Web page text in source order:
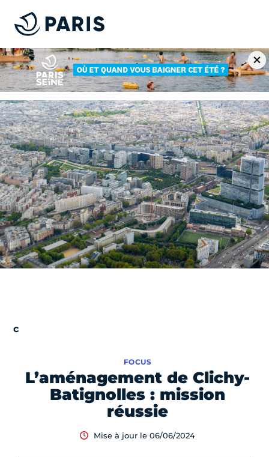
L’aménagement de Clichy-
Batignolles : mission
réussie
FOCUS
Mise à jour le 06/06/2024